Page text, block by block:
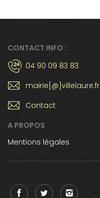
CONTACT INFO :
04 90 09 83 83
mairie[@]villelaure.fr
Contact
A PROPOS
Mentions légales